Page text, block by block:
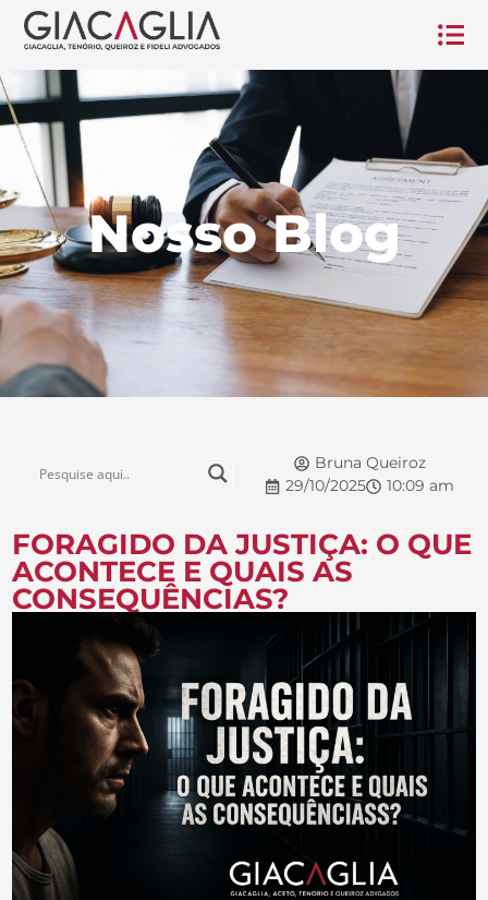
Nosso Blog
Bruna Queiroz
29/10/2025
10:09 am
FORAGIDO DA JUSTIÇA: O QUE
ACONTECE E QUAIS AS
CONSEQUÊNCIAS?